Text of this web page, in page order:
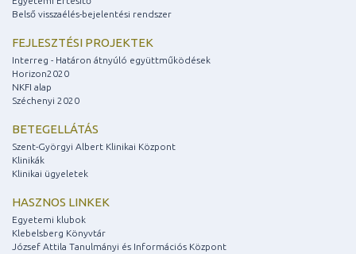
Belső visszaélés-bejelentési rendszer
FEJLESZTÉSI PROJEKTEK
Interreg - Határon átnyúló együttműködések
Horizon2020
NKFI alap
Széchenyi 2020
BETEGELLÁTÁS
Szent-Györgyi Albert Klinikai Központ
Klinikák
Klinikai ügyeletek
HASZNOS LINKEK
Egyetemi klubok
Klebelsberg Könyvtár
József Attila Tanulmányi és Információs Központ